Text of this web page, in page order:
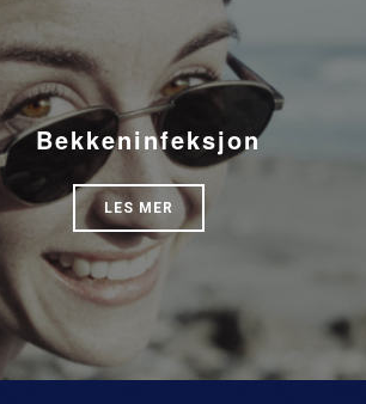
Bekkeninfeksjon
LES MER